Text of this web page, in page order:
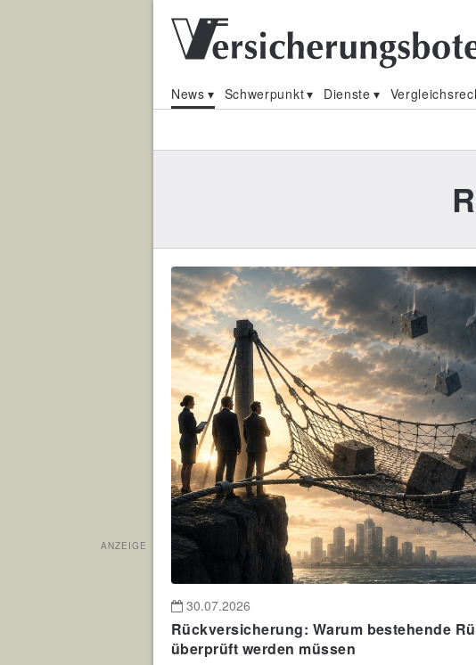
News Schwerpunkt Dienste
30.07.2026
Rückversicherung: Warum bestehende
überprüft werden müssen
ANZEIGE